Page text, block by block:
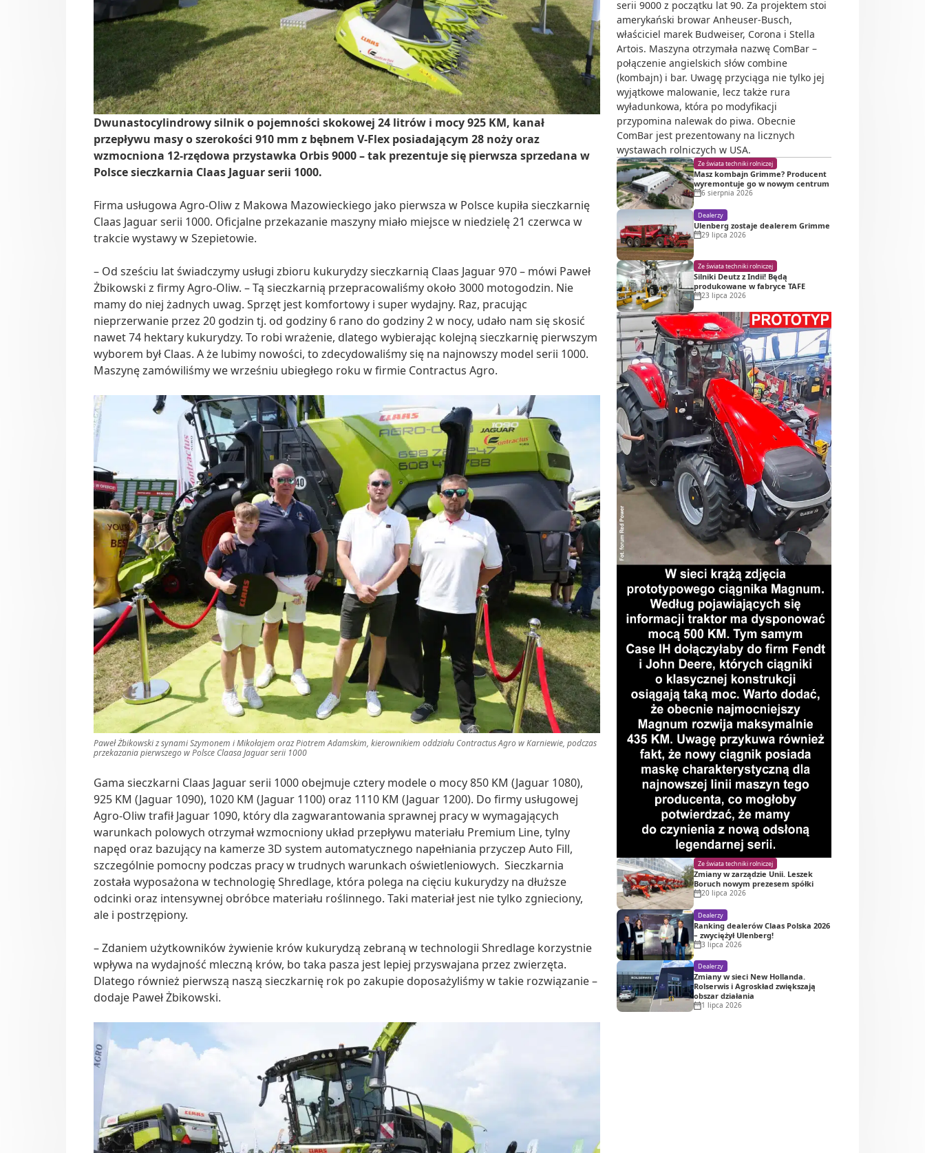
Dwunastocylindrowy silnik o pojemności skokowej 24 litrów i mocy 925 KM, kanał
przepływu masy o szerokości 910 mm z bębnem V-Flex posiadającym 28 noży oraz
wzmocniona 12-rzędowa przystawka Orbis 9000 – tak prezentuje się pierwsza sprzedana w
Polsce sieczkarnia Claas Jaguar serii 1000.
Firma usługowa Agro-Oliw z Makowa Mazowieckiego jako pierwsza w Polsce kupiła sieczkarnię
Claas Jaguar serii 1000. Oficjalne przekazanie maszyny miało miejsce w niedzielę 21 czerwca w
trakcie wystawy w Szepietowie.
– Od sześciu lat świadczymy usługi zbioru kukurydzy sieczkarnią Claas Jaguar 970 – mówi Paweł
Żbikowski z firmy Agro-Oliw. – Tą sieczkarnią przepracowaliśmy około 3000 motogodzin. Nie
mamy do niej żadnych uwag. Sprzęt jest komfortowy i super wydajny. Raz, pracując
nieprzerwanie przez 20 godzin tj. od godziny 6 rano do godziny 2 w nocy, udało nam się skosić
nawet 74 hektary kukurydzy. To robi wrażenie, dlatego wybierając kolejną sieczkarnię pierwszym
wyborem był Claas. A że lubimy nowości, to zdecydowaliśmy się na najnowszy model serii 1000.
Maszynę zamówiliśmy we wrześniu ubiegłego roku w firmie Contractus Agro.
Paweł Żbikowski z synami Szymonem i Mikołajem oraz Piotrem Adamskim, kierownikiem oddziału Contractus Agro w Karniewie, podczas
przekazania pierwszego w Polsce Claasa Jaguar serii 1000
Gama sieczkarni Claas Jaguar serii 1000 obejmuje cztery modele o mocy 850 KM (Jaguar 1080),
925 KM (Jaguar 1090), 1020 KM (Jaguar 1100) oraz 1110 KM (Jaguar 1200). Do firmy usługowej
Agro-Oliw trafił Jaguar 1090, który dla zagwarantowania sprawnej pracy w wymagających
warunkach polowych otrzymał wzmocniony układ przepływu materiału Premium Line, tylny
napęd oraz bazujący na kamerze 3D system automatycznego napełniania przyczep Auto Fill,
szczególnie pomocny podczas pracy w trudnych warunkach oświetleniowych. Sieczkarnia
została wyposażona w technologię Shredlage, która polega na cięciu kukurydzy na dłuższe
odcinki oraz intensywnej obróbce materiału roślinnego. Taki materiał jest nie tylko zgnieciony,
ale i postrzępiony.
– Zdaniem użytkowników żywienie krów kukurydzą zebraną w technologii Shredlage korzystnie
wpływa na wydajność mleczną krów, bo taka pasza jest lepiej przyswajana przez zwierzęta.
Dlatego również pierwszą naszą sieczkarnię rok po zakupie doposażyliśmy w takie rozwiązanie –
dodaje Paweł Żbikowski.
serii 9000 z początku lat 90. Za projektem stoi
amerykański browar Anheuser-Busch,
właściciel marek Budweiser, Corona i Stella
Artois. Maszyna otrzymała nazwę ComBar –
połączenie angielskich słów combine
(kombajn) i bar. Uwagę przyciąga nie tylko jej
wyjątkowe malowanie, lecz także rura
wyładunkowa, która po modyfikacji
przypomina nalewak do piwa. Obecnie
ComBar jest prezentowany na licznych
wystawach rolniczych w USA.
Ze świata techniki rolniczej
Masz kombajn Grimme? Producent
wyremontuje go w nowym centrum
6 sierpnia 2026
Dealerzy
Ulenberg zostaje dealerem Grimme
29 lipca 2026
Ze świata techniki rolniczej
Silniki Deutz z Indii! Będą
produkowane w fabryce TAFE
23 lipca 2026
Ze świata techniki rolniczej
Zmiany w zarządzie Unii. Leszek
Boruch nowym prezesem spółki
20 lipca 2026
Dealerzy
Ranking dealerów Claas Polska 2026
– zwyciężył Ulenberg!
3 lipca 2026
Dealerzy
Zmiany w sieci New Hollanda.
Rolserwis i Agroskład zwiększają
obszar działania
1 lipca 2026